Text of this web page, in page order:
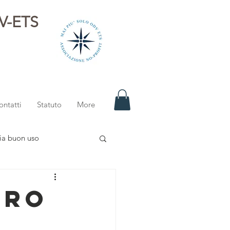
ETS
Statuto More
buon uso